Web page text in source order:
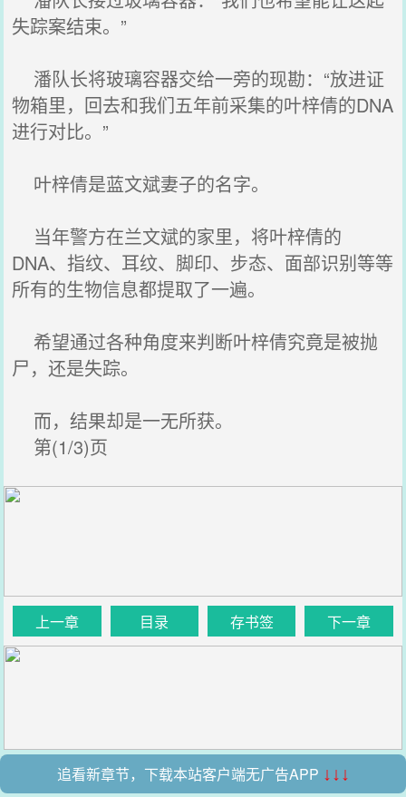
失踪案结束。”
潘队长将玻璃容器交给一旁的现勘：“放进证
物箱里，回去和我们五年前采集的叶梓倩的DNA
进行对比。”
叶梓倩是蓝文斌妻子的名字。
当年警方在兰文斌的家里，将叶梓倩的
DNA、指纹、耳纹、脚印、步态、面部识别等等
所有的生物信息都提取了一遍。
希望通过各种角度来判断叶梓倩究竟是被抛
尸，还是失踪。
而，结果却是一无所获。
第(1/3)页
上一章 目录 存书签 下一章
追看新章节，下载本站客户端无广告APP ↓↓↓